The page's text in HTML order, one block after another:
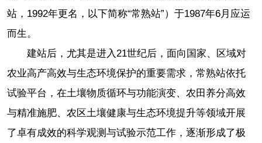
站，1992年更名，以下简称“常熟站”）于1987年6月应运
而生。
建站后，尤其是进入21世纪后，面向国家、区域对
农业高产高效与生态环境保护的重要需求，常熟站依托
试验平台，在土壤物质循环与功能演变、农田养分高效
与精准施肥、农区土壤健康与生态环境提升等领域开展
了卓有成效的科学观测与试验示范工作，逐渐形成了极